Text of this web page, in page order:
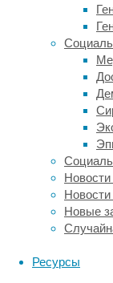
Новости
Новые
Ресурсы
Когда
reuteri
он